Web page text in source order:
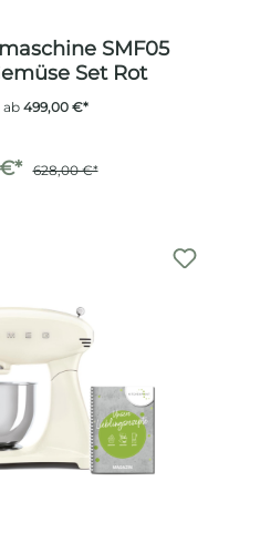
SMF05
Set Rot
ab499,00 €*
628,00 €*